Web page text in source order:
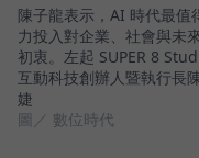
陳子龍表示，AI 時代最值
力投入對企業、社會與未
初衷。左起 SUPER 8
互動科技創辦人暨執行長
婕
圖／ 數位時代